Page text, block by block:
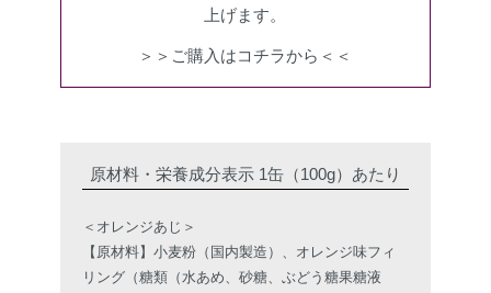
上げます。
＞＞ ご購入はコチラから ＜＜
原材料・栄養成分表示 1缶（100g）あたり
＜オレンジあじ＞
【原材料】小麦粉（国内製造）、オレンジ味フィ
リング（糖類（水あめ、砂糖、ぶどう糖果糖液